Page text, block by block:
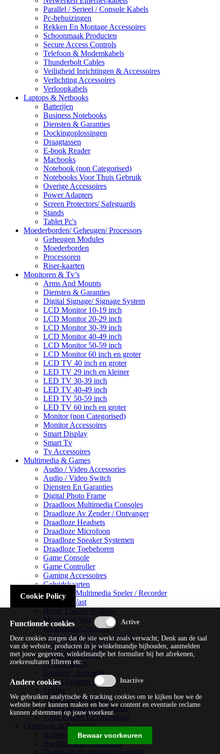
Parallel / Serieel / Console Kabels
Pc-behuizingen
Rekken En Montage Accessoires
Schoonmaak Producten
Secure Access Controls
Telefoon & Modemkabels
Thunderbolt Cables
Veiligheid Inrichtingen & Accessoires
Verlichting Accessoires
Verloopkabels
Laptops & Netbooks
Batterijen
Business Notebooks
Diensten & Garanties
Dockingoplossingen
Draagtassen
E-book Reader
Macbooks
Notebook (non Categorised)
Notebooks Voor Thuis Gebruik
Overige Accessoires
Power Adapters
Screen Protectors/ Safeguards
Stands
Tablet Pc's
Moederborden/ Geheugen/ Processors
Geheugen Modules
Moederborden
Processoren
Riser-kaarten
Monitoren & Tv’s
Arms And Mounts
Diensten & Garanties
Digital Signage/ Signage System
LCD Monitor 10-19 inch
LCD Monitor 20-29 inch
LCD Monitor 30-39 inch
LCD Monitor 40-49 inch
LCD Monitor 50-59 inch
LCD Monitor 60 inch en groter
LCD TV 40 inch en groter
LED TV 29 inch en kleiner
LED TV 30-39 inch
LED TV 40-49 inch
LED TV 50-59 inch
LED TV 60 inch en groter
Monitor (non Categorised)
Monitor Accessoires
Smart Display
Smart Tv
Tv Accessoires
Multimedia & Games
Audio / Video Accessories
Audio / Video Switch
Diensten En Garanties
Digital Photo Frame
Draadloos Multimedia Consoles
Draadloze Av Zender / Ontvanger
Draadloze Headsets
Draadloze Microfoon
Draadloze Speaker Systemen
Draadloze Toebehoren
Game Console
Game Controller
Gaming Accessoires
Geluidskaarten
Handheld Multimedia Speler / Recorder
Headsets Vast
Home Theater Systems
Microfoon Vast
Multimedia Consoles
Multimedia Mixer / Versterker
Multimedia Productie
Optical Disk Drive
Pc Videokaart
Repeater / Extender
Sound Systems Hi-fi
Splitter
Tuners En Recorders
Vaste Luidsprekersystemen
Vaste Zender En Ontvanger
Onderwijs & Recreatie
Andere Beveiligingssoftware
Boekhouding / Financiën
Cookie Policy
Functionele cookies
Deze cookies zorgen dat de site werkt zoals verwacht; Denk aan de taal
van de website, producten in je winkelmandje bijhouden, aanmelden
met jouw gegevens, winkelmandje het formulier bij het afrekenen,
zoekresultaten filteren etc.
Andere cookies
We gebruiken analytische & tracking cookies om te kijken hoe we de
website beter kunnen maken en hoe we content en eventuele reclame
kunnen afstemmen op jouw voorkeur.
Bewaar voorkeuren